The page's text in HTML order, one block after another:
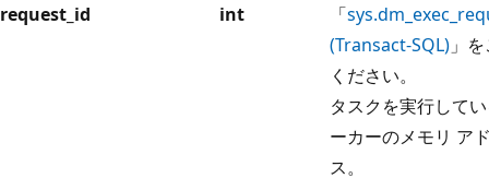
request_id int
「
(Transact-SQL) 」
ください。
タスクを実行して
ーカーのメモリ ア
ス。